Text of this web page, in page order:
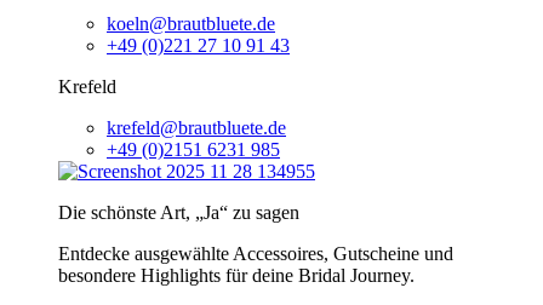
koeln@brautbluete.de
+49 (0)221 27 10 91 43
Krefeld
krefeld@brautbluete.de
+49 (0)2151 6231 985
Die schönste Art, „Ja“ zu sagen
Entdecke ausgewählte Accessoires, Gutscheine und
besondere Highlights für deine Bridal Journey.